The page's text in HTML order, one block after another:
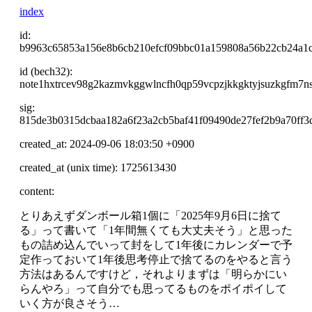
index
id:
id (bech32):
sig:
created_at: 2024-09-06 18:03:50 +0900
created_at (unix time): 1725613430
content:
とりあえずダンボール箱1個に「2025年9月6日に捨て
る」って書いて「1年間無くても大丈夫そう」と思った
もの詰め込んでいって封をして1年後にカレンダーで予
定作っておいて1年後思考停止で捨てるのをやると言う
方法はあるんですけど，それよりまずは「明らかにい
らんやろ」って自分でも思ってるものをポイポイして
いく方が良さそう…